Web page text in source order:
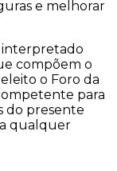
e melhorar
interpretado
compõem o
o Foro da
para
do presente
qualquer